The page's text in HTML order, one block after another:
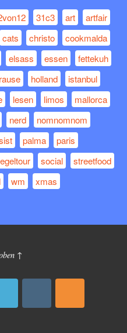
31c3 art
artfair
cats christo
cookmalda
elsass essen
fettekuh
holland
istanbul
lesen limos
mallorca
nerd
nomnomnom
palma
paris
social
streetfood
wm xmas
↑